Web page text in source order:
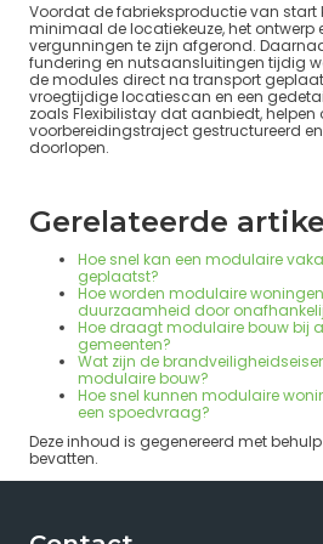
Voordat de fabrieksproductie van start
minimaal de locatiekeuze, het ontwerp
vergunningen te zijn afgerond.
fundering en nutsaansluitingen tijdig
de modules direct na transport
vroegtijdige locatiescan en een
zoals Flexibilistay dat aanbiedt, helpen
voorbereidingstraject gestructureerd
doorlopen.
Gerelateerde
Hoe snel kan een modulaire
geplaatst?
Hoe worden modulaire
duurzaamheid door
Hoe draagt modulaire bouw bij
gemeenten?
Wat zijn de
modulaire bouw?
Hoe snel kunnen modulaire
een spoedvraag?
Deze inhoud is gegenereerd met
bevatten.